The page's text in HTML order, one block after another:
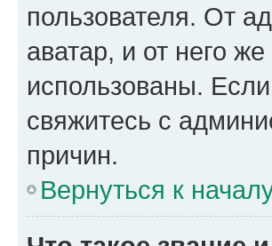
пользователя. От
аватар, и от него
использованы.
свяжитесь с
причин.
Вернуться к